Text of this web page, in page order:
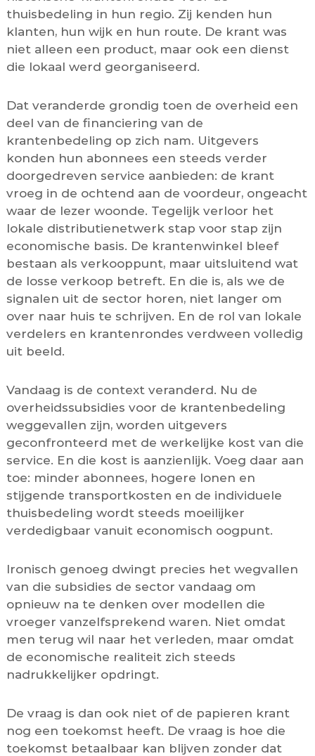
thuisbedeling in hun regio. Zij kenden hun
klanten, hun wijk en hun route. De krant was
niet alleen een product, maar ook een dienst
die lokaal werd georganiseerd.
Dat veranderde grondig toen de overheid een
deel van de financiering van de
krantenbedeling op zich nam. Uitgevers
konden hun abonnees een steeds verder
doorgedreven service aanbieden: de krant
vroeg in de ochtend aan de voordeur, ongeacht
waar de lezer woonde. Tegelijk verloor het
lokale distributienetwerk stap voor stap zijn
economische basis. De krantenwinkel bleef
bestaan als verkooppunt, maar uitsluitend wat
de losse verkoop betreft. En die is, als we de
signalen uit de sector horen, niet langer om
over naar huis te schrijven. En de rol van lokale
verdelers en krantenrondes verdween volledig
uit beeld.
Vandaag is de context veranderd. Nu de
overheidssubsidies voor de krantenbedeling
weggevallen zijn, worden uitgevers
geconfronteerd met de werkelijke kost van die
service. En die kost is aanzienlijk. Voeg daar aan
toe: minder abonnees, hogere lonen en
stijgende transportkosten en de individuele
thuisbedeling wordt steeds moeilijker
verdedigbaar vanuit economisch oogpunt.
Ironisch genoeg dwingt precies het wegvallen
van die subsidies de sector vandaag om
opnieuw na te denken over modellen die
vroeger vanzelfsprekend waren. Niet omdat
men terug wil naar het verleden, maar omdat
de economische realiteit zich steeds
nadrukkelijker opdringt.
De vraag is dan ook niet of de papieren krant
nog een toekomst heeft. De vraag is hoe die
toekomst betaalbaar kan blijven zonder dat